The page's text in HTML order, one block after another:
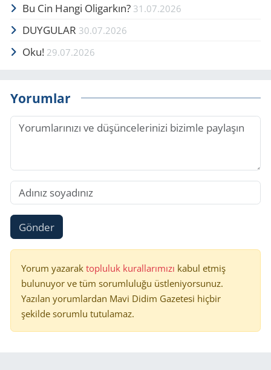
Bu Cin Hangi Oligarkın? 31.07.2026
DUYGULAR 30.07.2026
Oku! 29.07.2026
Yorumlar
Gönder
Yorum yazarak topluluk kurallarımızı kabul etmiş
bulunuyor ve tüm sorumluluğu üstleniyorsunuz.
Yazılan yorumlardan Mavi Didim Gazetesi hiçbir
şekilde sorumlu tutulamaz.